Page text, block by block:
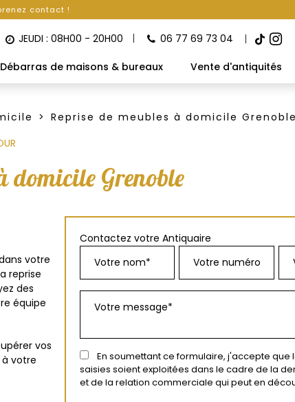
contact !
JEUDI : 08H00 - 20H00 06 77 69 73 04
Débarras de maisons & bureaux Vente d'antiquités
Reprise de meubles à domicile Grenoble
domicile Grenoble
votre
reprise
des
équipe
vos
votre
Contactez votre Antiquaire
En soumettant ce formulaire, j'accepte que
saisies soient exploitées dans le cadre de la
et de la relation commerciale qui peut en